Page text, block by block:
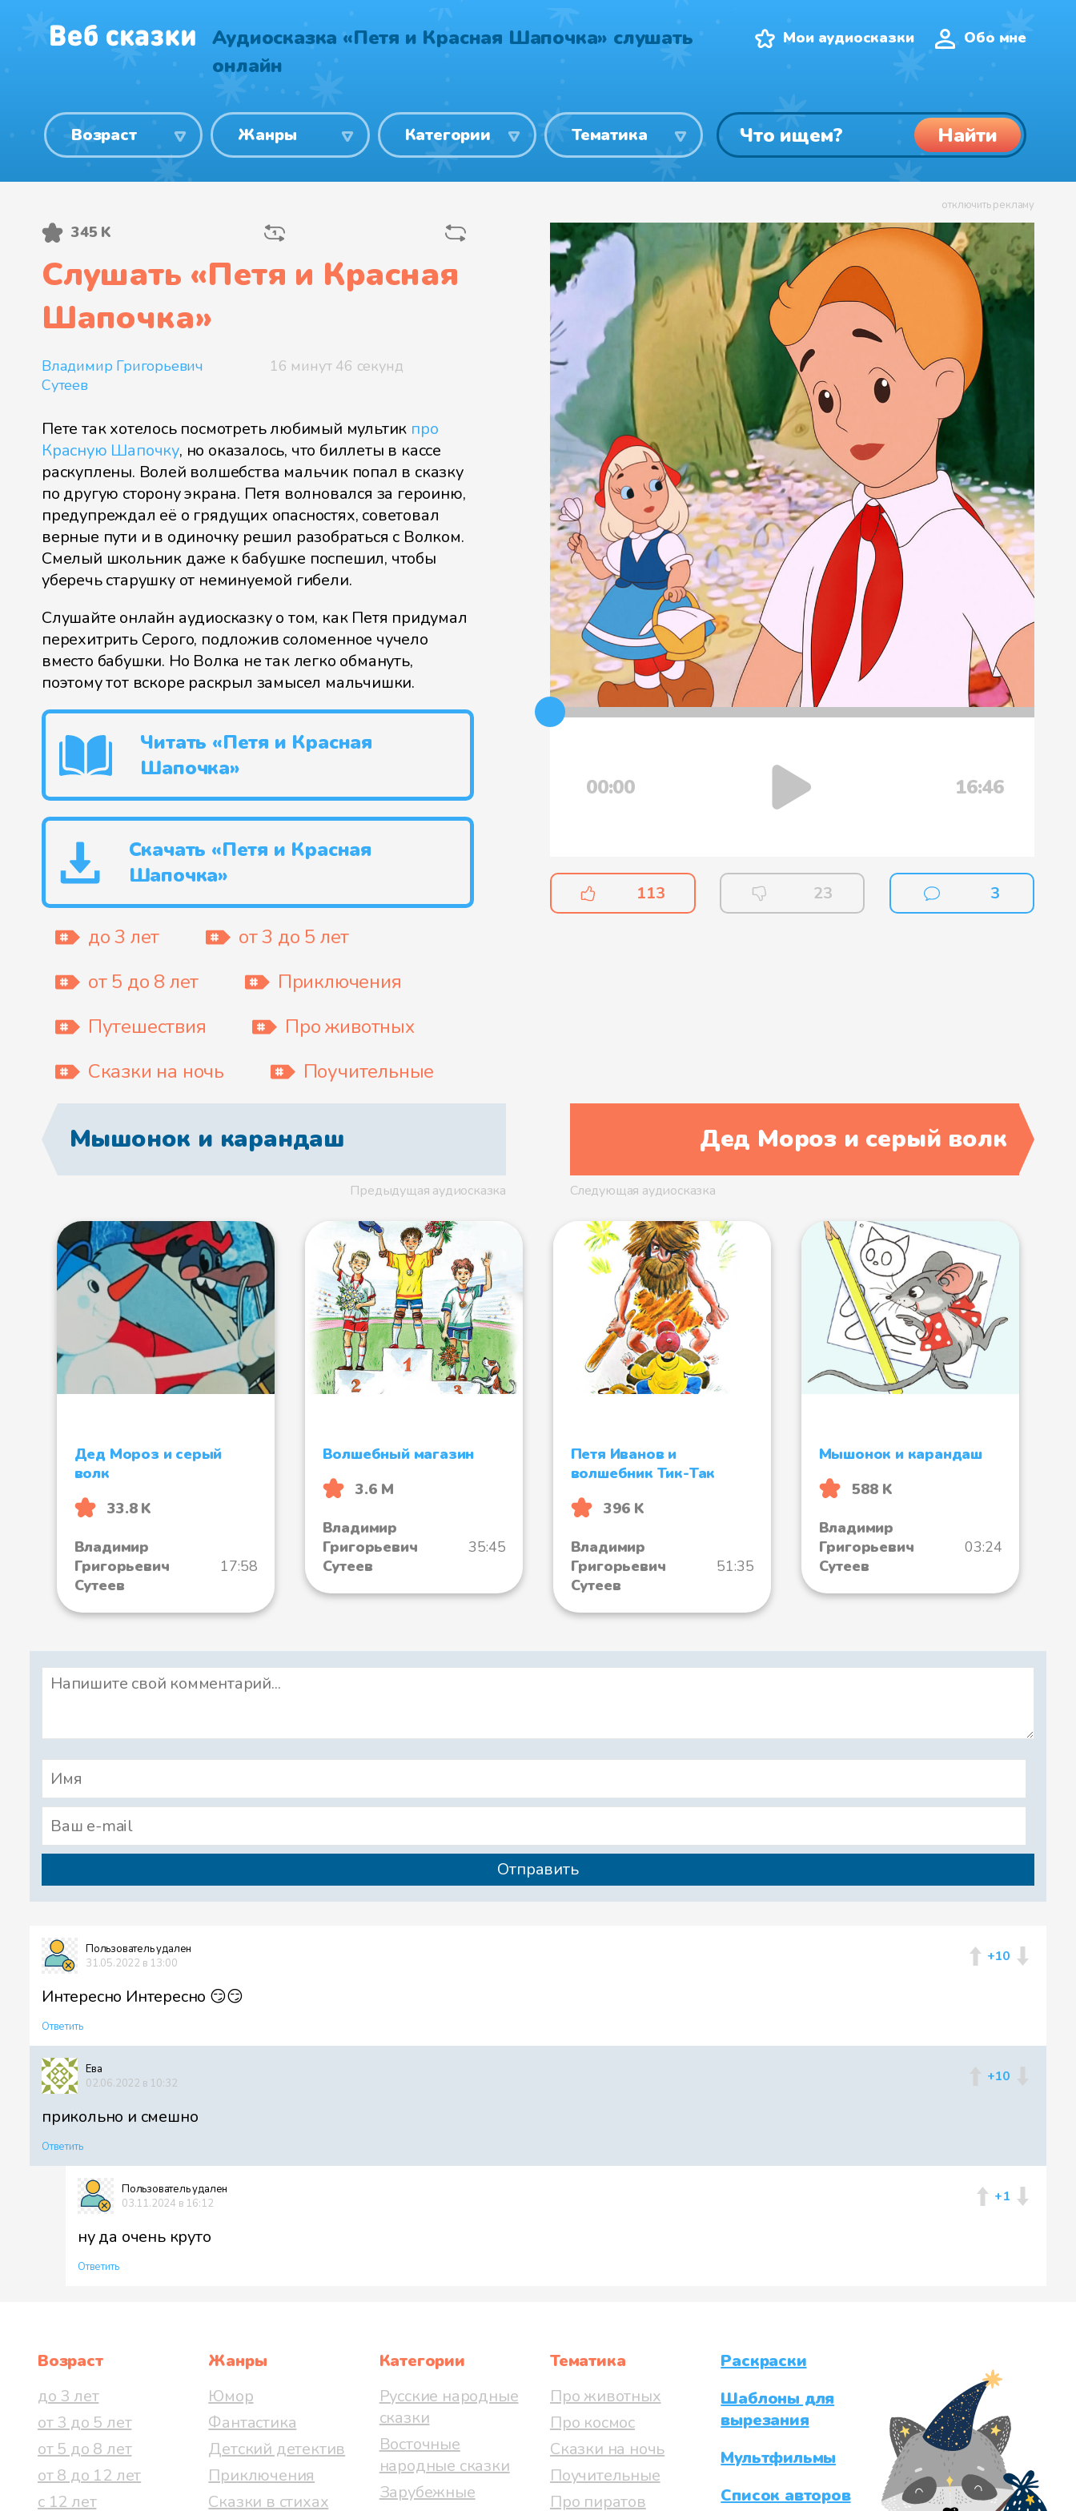
Аудиосказка «Петя и Красная Шапочка» слушать
онлайн
Мои аудиосказки Обо мне
Возраст Жанры Категории Тематика Найти
отключить рекламу
00:00 16:46
113 23 3
345 K
Слушать «Петя и Красная
Шапочка»
Владимир Григорьевич
Сутеев
16 минут 46 секунд
Пете так хотелось посмотреть любимый мультик про
Красную Шапочку, но оказалось, что биллеты в кассе
раскуплены. Волей волшебства мальчик попал в сказку
по другую сторону экрана. Петя волновался за героиню,
предупреждал её о грядущих опасностях, советовал
верные пути и в одиночку решил разобраться с Волком.
Смелый школьник даже к бабушке поспешил, чтобы
уберечь старушку от неминуемой гибели.
Слушайте онлайн аудиосказку о том, как Петя придумал
перехитрить Серого, подложив соломенное чучело
вместо бабушки. Но Волка не так легко обмануть,
поэтому тот вскоре раскрыл замысел мальчишки.
Читать «Петя и Красная
Шапочка»
Скачать «Петя и Красная
Шапочка»
до 3 лет
от 3 до 5 лет
от 5 до 8 лет
Приключения
Путешествия
Про животных
Сказки на ночь
Поучительные
Дед Мороз и серый волк
Следующая аудиосказка
Мышонок и карандаш
Предыдущая аудиосказка
Дед Мороз и серый
волк
33.8 K
Владимир
Григорьевич
Сутеев
17:58
Волшебный магазин
3.6 М
Владимир
Григорьевич
Сутеев
35:45
Петя Иванов и
волшебник Тик-Так
396 K
Владимир
Григорьевич
Сутеев
51:35
Мышонок и карандаш
588 K
Владимир
Григорьевич
Сутеев
03:24
Пользователь удален
31.05.2022 в 13:00
+10
Интересно Интересно 😏😏
Ответить
Ева
02.06.2022 в 10:32
+10
прикольно и смешно
Ответить
Пользователь удален
03.11.2024 в 16:12
+1
ну да очень круто
Ответить
Возраст
до 3 лет
от 3 до 5 лет
от 5 до 8 лет
от 8 до 12 лет
с 12 лет
Жанры
Юмор
Фантастика
Детский детектив
Приключения
Сказки в стихах
Категории
Русские народные
сказки
Восточные
народные сказки
Зарубежные
Тематика
Про животных
Про космос
Сказки на ночь
Поучительные
Про пиратов
Раскраски
Шаблоны для
вырезания
Мультфильмы
Список авторов